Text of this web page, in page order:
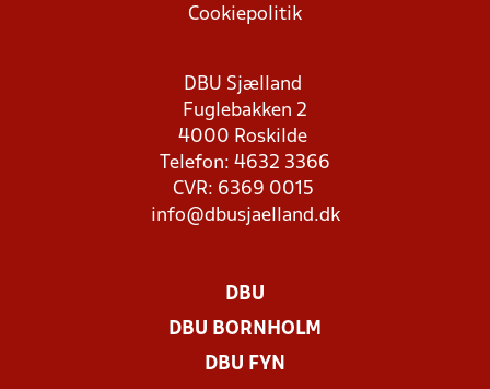
Cookiepolitik
DBU Sjælland
Fuglebakken 2
4000 Roskilde
Telefon: 4632 3366
CVR: 6369 0015
info@dbusjaelland.dk
DBU
DBU BORNHOLM
DBU FYN